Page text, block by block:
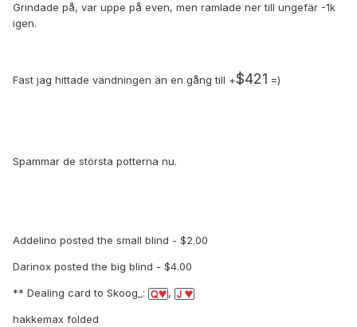
Grindade på, var uppe på even, men ramlade ner till ungefär -1k
igen.
Fast jag hittade vändningen än en gång till +$421 =)
Spammar de största potterna nu.
Addelino posted the small blind - $2.00
Darinox posted the big blind - $4.00
** Dealing card to Skoog_: ,
hakkemax folded